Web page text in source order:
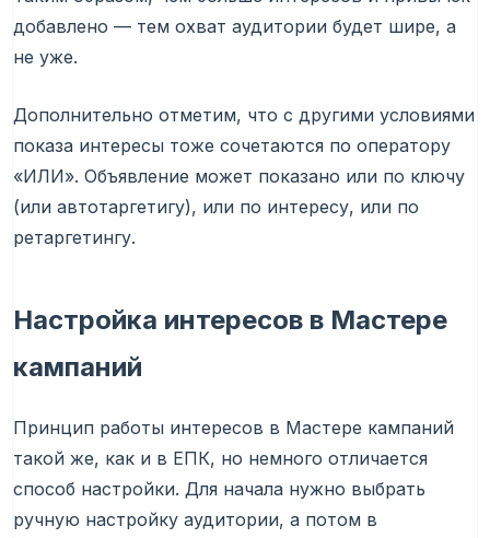
добавлено — тем охват аудитории будет шире, а
не уже.
Дополнительно отметим, что с другими условиями
показа интересы тоже сочетаются по оператору
«ИЛИ». Объявление может показано или по ключу
(или автотаргетигу), или по интересу, или по
ретаргетингу.
Настройка интересов в Мастере
кампаний
Принцип работы интересов в Мастере кампаний
такой же, как и в ЕПК, но немного отличается
способ настройки. Для начала нужно выбрать
ручную настройку аудитории, а потом в